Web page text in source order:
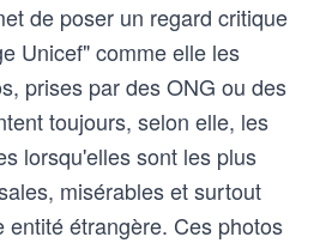
de poser un regard critique
Unicef" comme elle les
prises par des ONG ou des
toujours, selon elle, les
lorsqu'elles sont les plus
misérables et surtout
entité étrangère. Ces photos